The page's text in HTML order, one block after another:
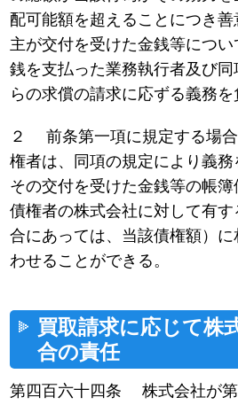
配可能額を超えることにつき
主が交付を受けた金銭等につ
銭を支払った業務執行者及び
らの求償の請求に応ずる義務を
２ 前条第一項に規定する場
権者は、同項の規定により義務
その交付を受けた金銭等の帳
債権者の株式会社に対して有
合にあっては、当該債権額）
わせることができる。
買取請求に応じて株
合の責任
第四百六十四条 株式会社が第